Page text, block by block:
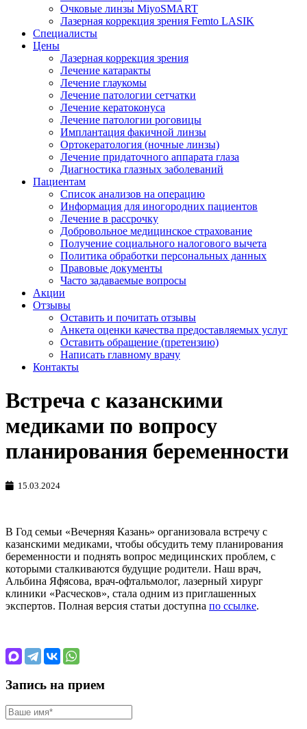
Очковые линзы MiyoSMART
Лазерная коррекция зрения Femto LASIK
Специалисты
Цены
Лазерная коррекция зрения
Лечение катаракты
Лечение глаукомы
Лечение патологии сетчатки
Лечение кератоконуса
Лечение патологии роговицы
Имплантация факичной линзы
Ортокератология (ночные линзы)
Лечение придаточного аппарата глаза
Диагностика глазных заболеваний
Пациентам
Список анализов на операцию
Информация для иногородних пациентов
Лечение в рассрочку
Добровольное медицинское страхование
Получение социального налогового вычета
Политика обработки персональных данных
Правовые документы
Часто задаваемые вопросы
Акции
Отзывы
Оставить и почитать отзывы
Анкета оценки качества предоставляемых услуг
Оставить обращение (претензию)
Написать главному врачу
Контакты
Встреча с казанскими
медиками по вопросу
планирования беременности
15.03.2024
В Год семьи «Вечерняя Казань» организовала встречу с
казанскими медиками, чтобы обсудить тему планирования
беременности и поднять вопрос медицинских проблем, с
которыми сталкиваются будущие родители. Наш врач,
Альбина Яфясова, врач-офтальмолог, лазерный хирург
клиники «Расческов», стала одним из приглашенных
экспертов. Полная версия статьи доступна по ссылке.
Запись на прием